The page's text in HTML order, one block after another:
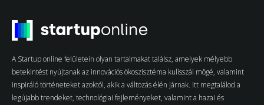
A Startup online felületein olyan tartalmakat találsz, amelyek mélyebb
betekintést nyújtanak az innovációs ökoszisztéma kulisszái mögé, valamint
inspiráló történeteket azoktól, akik a változás élén járnak. Itt megtalálod a
legújabb trendeket, technológiai fejleményeket, valamint a hazai és